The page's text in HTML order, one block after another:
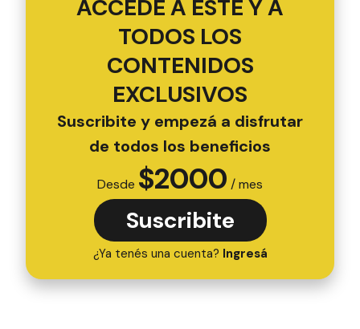
ACCEDÉ A ESTE Y A
TODOS LOS
CONTENIDOS
EXCLUSIVOS
Suscribite y empezá a disfrutar
de todos los beneficios
Desde $2000 / mes
Suscribite
¿Ya tenés una cuenta? Ingresá